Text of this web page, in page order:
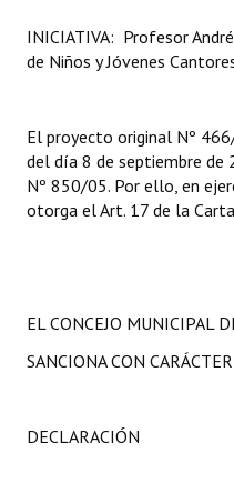
INICIATIVA: Profesor
de Niños y Jóvenes
El proyecto original Nº
del día 8 de septiembre de
Nº 850/05. Por ello, en
otorga el Art. 17 de la
EL CONCEJO MUNICIPAL
SANCIONA CON
DECLARACIÓN